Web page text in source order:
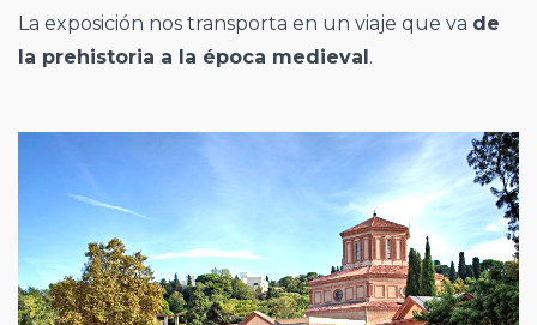
La exposición nos transporta en un viaje que va de
la prehistoria a la época medieval.